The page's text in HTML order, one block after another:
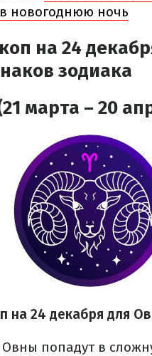
новогоднюю ночь
на 24
зодиака
марта – 20
на 24 декабря для
Овны попадут в